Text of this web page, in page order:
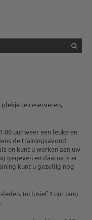
te reserveren,
uur weer een leuke en
de trainingsavond
en kunt u werken aan uw
gegeven en daarna is er
kunt u gezellig nog
leden. Inclusief 1 uur lang